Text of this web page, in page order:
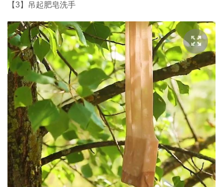
【3】吊起肥皂洗手